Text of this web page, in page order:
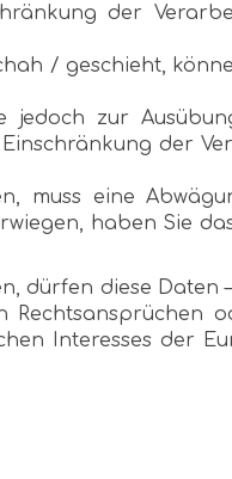
der
/ geschieht,
zur
der
muss eine
haben Sie
dürfen diese Daten
Interesses der